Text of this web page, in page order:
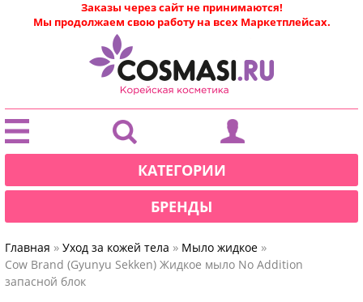
|
Заказы через сайт не принимаются!
Мы продолжаем свою работу на всех Маркетплейсах.
КАТЕГОРИИ
БРЕНДЫ
Главная » Уход за кожей тела » Мыло жидкое »
Cow Brand (Gyunyu Sekken) Жидкое мыло No Addition
запасной блок